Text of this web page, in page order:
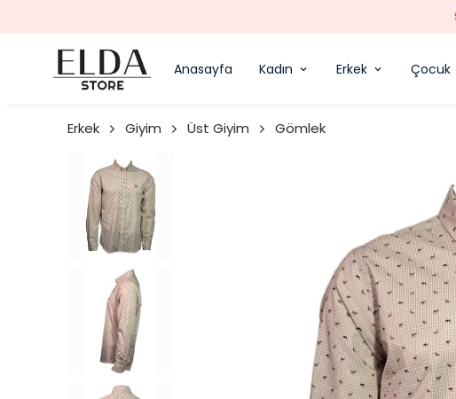
Anasayfa Kadın Erkek Çocuk
Erkek Giyim Üst Giyim Gömlek